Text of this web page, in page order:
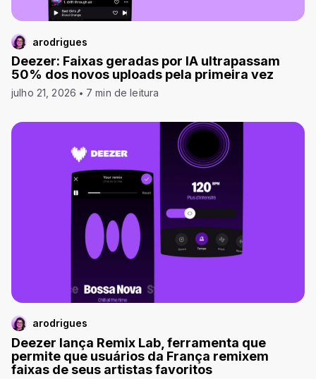
arodrigues
Deezer: Faixas geradas por IA ultrapassam
50% dos novos uploads pela primeira vez
julho 21, 2026 7 min de leitura
arodrigues
Deezer lança Remix Lab, ferramenta que
permite que usuários da França remixem
faixas de seus artistas favoritos